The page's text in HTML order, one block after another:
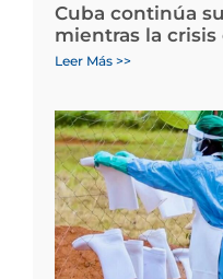
Cuba continúa
mientras la crisis
Leer Más >>